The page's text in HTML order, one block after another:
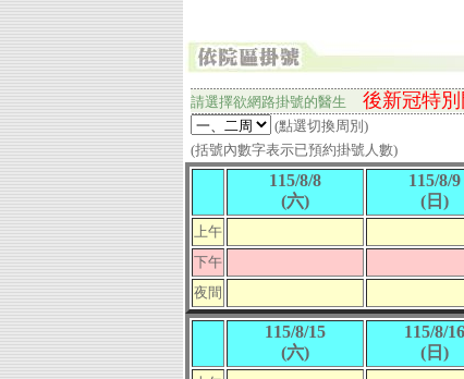
請選擇欲網路掛號的醫生 後新冠特
(點選切換周別)
(括號內數字表示已預約掛號人數)
115/8/8
(六)
115/8/9
(日)
上午
下午
夜間
115/8/15
(六)
115/8/16
(日)